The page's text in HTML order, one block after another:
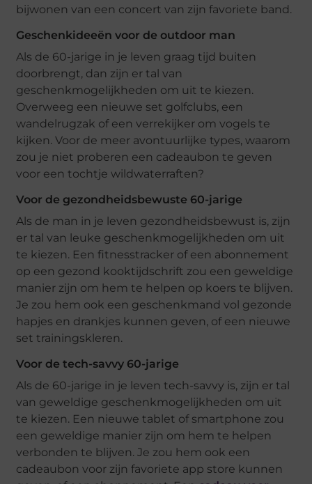
bijwonen van een concert van zijn favoriete band.
Geschenkideeën voor de outdoor man
Als de 60-jarige in je leven graag tijd buiten
doorbrengt, dan zijn er tal van
geschenkmogelijkheden om uit te kiezen.
Overweeg een nieuwe set golfclubs, een
wandelrugzak of een verrekijker om vogels te
kijken. Voor de meer avontuurlijke types, waarom
zou je niet proberen een cadeaubon te geven
voor een tochtje wildwaterraften?
Voor de gezondheidsbewuste 60-jarige
Als de man in je leven gezondheidsbewust is, zijn
er tal van leuke geschenkmogelijkheden om uit
te kiezen. Een fitnesstracker of een abonnement
op een gezond kooktijdschrift zou een geweldige
manier zijn om hem te helpen op koers te blijven.
Je zou hem ook een geschenkmand vol gezonde
hapjes en drankjes kunnen geven, of een nieuwe
set trainingskleren.
Voor de tech-savvy 60-jarige
Als de 60-jarige in je leven tech-savvy is, zijn er tal
van geweldige geschenkmogelijkheden om uit
te kiezen. Een nieuwe tablet of smartphone zou
een geweldige manier zijn om hem te helpen
verbonden te blijven. Je zou hem ook een
cadeaubon voor zijn favoriete app store kunnen